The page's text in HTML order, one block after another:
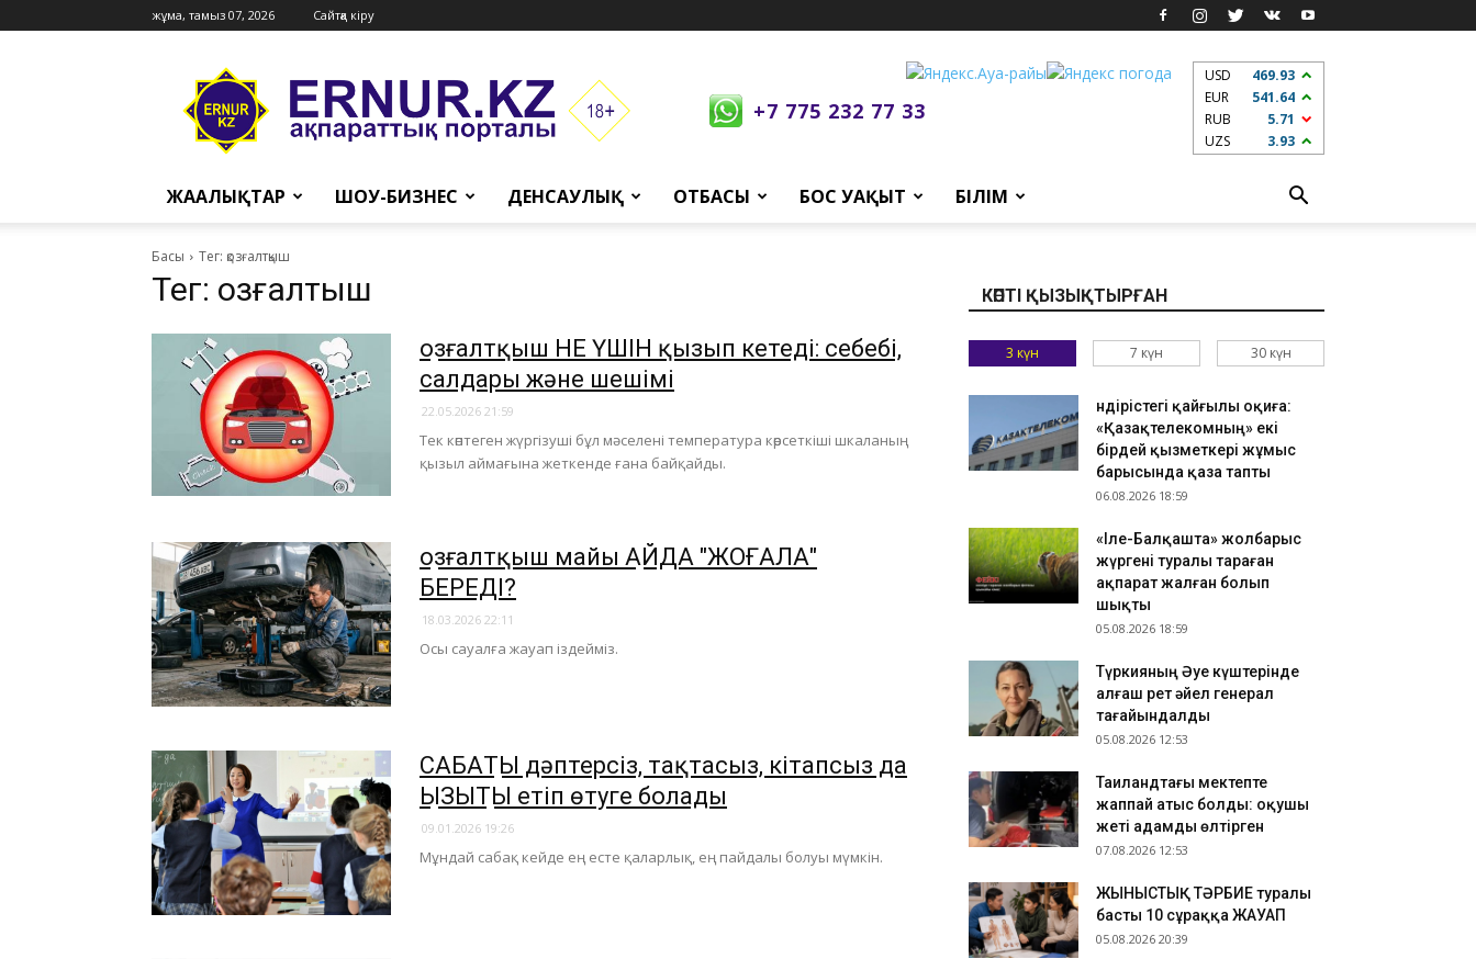
жұма, тамыз 07, 2026 Сайтқа кіру
Ernur
Press
+7 775 232 77 33
USD
469.93
EUR
541.64
RUB
5.71
UZS
3.93
ЖАҢАЛЫҚТАР ШОУ-БИЗНЕС ДЕНСАУЛЫҚ ОТБАСЫ БОС УАҚЫТ БІЛІМ
Басы Тег: қозғалтқыш
Тег: қозғалтқыш
Қозғалтқыш НЕ ҮШІН қызып кетеді: себебі,
салдары және шешімі
22.05.2026 21:59
Тек көптеген жүргізуші бұл мәселені температура көрсеткіші шкаланың
қызыл аймағына жеткенде ғана байқайды.
Қозғалтқыш майы ҚАЙДА "ЖОҒАЛА"
БЕРЕДІ?
18.03.2026 22:11
Осы сауалға жауап іздейміз.
САБАҚТЫ дәптерсіз, тақтасыз, кітапсыз да
ҚЫЗЫҚТЫ етіп өтуге болады
09.01.2026 19:26
Мұндай сабақ кейде ең есте қаларлық, ең пайдалы болуы мүмкін.
КӨПТІ ҚЫЗЫҚТЫРҒАН
3 күн 7 күн 30 күн
Өндірістегі қайғылы оқиға:
«Қазақтелекомның» екі
бірдей қызметкері жұмыс
барысында қаза тапты
06.08.2026 18:59
«Іле-Балқашта» жолбарыс
жүргені туралы тараған
ақпарат жалған болып
шықты
05.08.2026 18:59
Түркияның Әуе күштерінде
алғаш рет әйел генерал
тағайындалды
05.08.2026 12:53
Таиландтағы мектепте
жаппай атыс болды: оқушы
жеті адамды өлтірген
07.08.2026 12:53
ЖЫНЫСТЫҚ ТӘРБИЕ туралы
басты 10 сұраққа ЖАУАП
05.08.2026 20:39